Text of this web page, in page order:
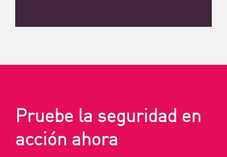
Pruebe la seguridad en
acción ahora